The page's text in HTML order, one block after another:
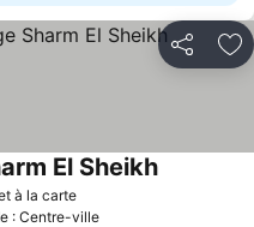
Partager
à la carte
El Sheikh
: Centre-ville